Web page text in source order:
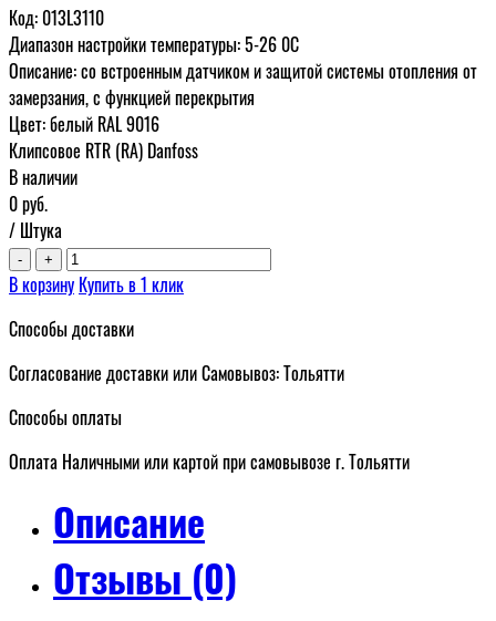
Код: 013L3110
Диапазон настройки температуры: 5-26 0С
Описание: со встроенным датчиком и защитой системы отопления от
замерзания, с функцией перекрытия
Цвет: белый RAL 9016
Клипсовое RTR (RA) Danfoss
В наличии
0руб.
/ Штука
- +
В корзину Купить в 1 клик
Способы доставки
Согласование доставки или Самовывоз: Тольятти
Способы оплаты
Оплата Наличными или картой при самовывозе г. Тольятти
Описание
Отзывы (0)